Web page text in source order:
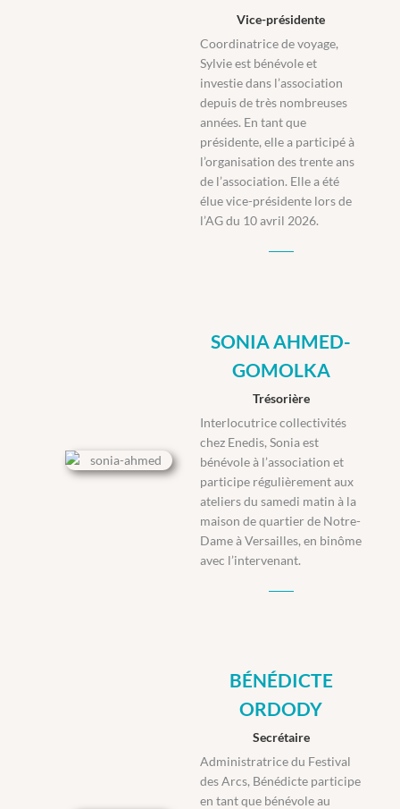
Vice-présidente
Coordinatrice de voyage,
Sylvie est bénévole et
investie dans l’association
depuis de très nombreuses
années. En tant que
présidente, elle a participé à
l’organisation des trente ans
de l’association. Elle a été
élue vice-présidente lors de
l’AG du 10 avril 2026.
SONIA AHMED-
GOMOLKA
Trésorière
Interlocutrice collectivités
chez Enedis, Sonia est
bénévole à l’association et
participe régulièrement aux
ateliers du samedi matin à la
maison de quartier de Notre-
Dame àVersailles, en binôme
avec l’intervenant.
BÉNÉDICTE
ORDODY
Secrétaire
Administratrice du Festival
des Arcs, Bénédicteparticipe
en tant que bénévole au